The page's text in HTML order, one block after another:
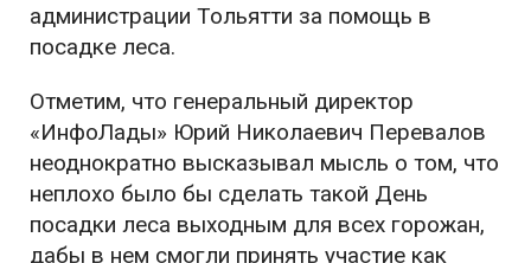
администрации Тольятти за помощь в
посадке леса.
Отметим, что генеральный директор
«ИнфоЛады» Юрий Николаевич Перевалов
неоднократно высказывал мысль о том, что
неплохо было бы сделать такой День
посадки леса выходным для всех горожан,
дабы в нем смогли принять участие как